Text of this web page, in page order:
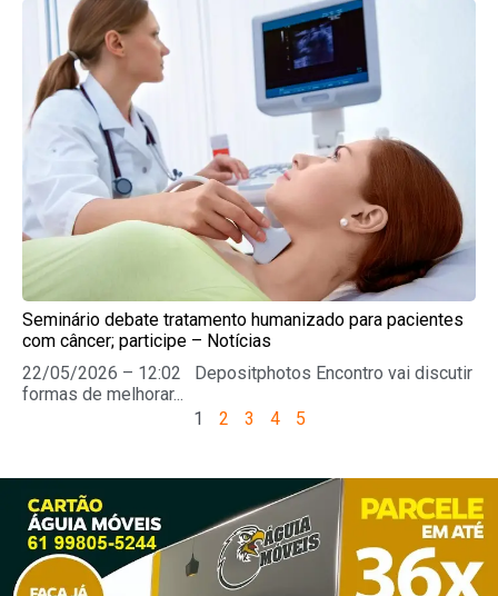
Seminário debate tratamento humanizado para pacientes
com câncer; participe – Notícias
22/05/2026 – 12:02 Depositphotos Encontro vai discutir
formas de melhorar...
1
2 3 4 5